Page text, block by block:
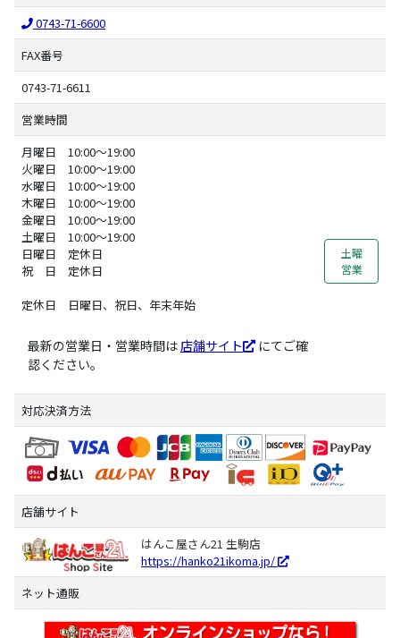
0743-71-6600
FAX番号
0743-71-6611
営業時間
月曜日 10:00～19:00
火曜日 10:00～19:00
水曜日 10:00～19:00
木曜日 10:00～19:00
金曜日 10:00～19:00
土曜日 10:00～19:00
日曜日 定休日
祝 日 定休日
定休日 日曜日、祝日、年末年始
最新の営業日・営業時間は 店舗サイト
にてご確
認ください。
土曜
営業
対応決済方法
店舗サイト
はんこ屋さん21 生駒店
https://hanko21ikoma.jp/
ネット通販